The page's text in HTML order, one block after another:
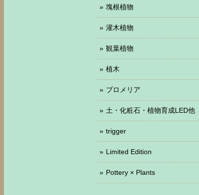
塊根植物
灌木植物
観葉植物
植木
ブロメリア
土・化粧石・植物育成LED他
trigger
Limited Edition
Pottery × Plants